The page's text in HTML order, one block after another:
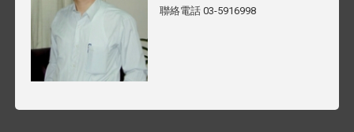
聯絡電話 03-5916998